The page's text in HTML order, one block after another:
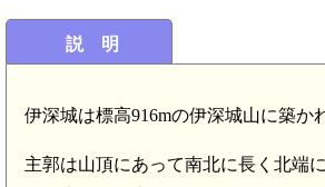
説 明
伊深城は標高916mの伊深城山に築か
主郭は山頂にあって南北に長く北端